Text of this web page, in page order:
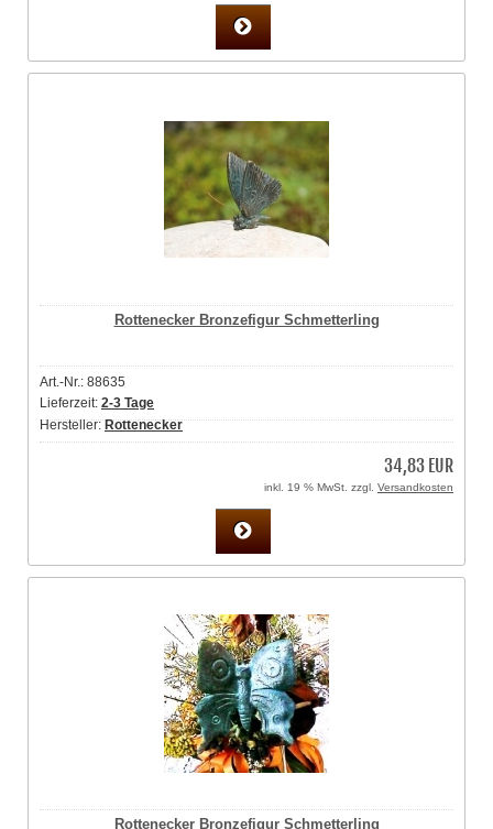
Rottenecker Bronzefigur Schmetterling
Art.-Nr.: 88635
Lieferzeit: 2-3 Tage
Hersteller:Rottenecker
34,83 EUR
inkl. 19 % MwSt. zzgl. Versandkosten
Rottenecker Bronzefigur Schmetterling